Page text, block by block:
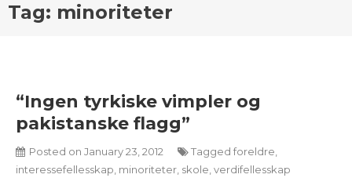
Tag: minoriteter
“Ingen tyrkiske vimpler og
pakistanske flagg”
Posted on January 23, 2012 Tagged foreldre
interessefellesskap minoriteter skole verdifellesskap